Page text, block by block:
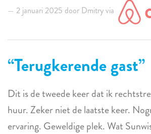
gerenoveerd en het is handig
zich in een omheinde buurt.
van het zwembad. Overdekte
geweldig uitzicht op laguna en
comfortabel meubilair, het is goed
aangenaam om zelfs op warme
Parkeerplaats is breed en was
pick-up truck die we huurden.
2 januari 2025 door Dmitry via
Terugkerende gast
Dit is de tweede keer dat ik
huur. Zeker niet de laatste keer.
ervaring. Geweldige plek. Wat